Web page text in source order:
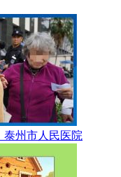
泰州市人民医院